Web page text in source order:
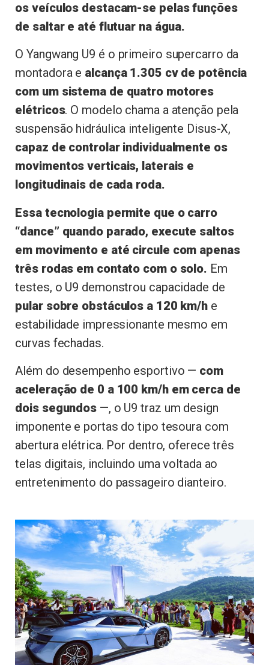
os veículos destacam-se pelas funções
de saltar e até flutuar na água.
O Yangwang U9 é o primeiro supercarro da
montadora e alcança 1.305 cv de potência
com um sistema de quatro motores
elétricos. O modelo chama a atenção pela
suspensão hidráulica inteligente Disus-X,
capaz de controlar individualmente os
movimentos verticais, laterais e
longitudinais de cada roda.
Essa tecnologia permite que o carro
“dance” quando parado, execute saltos
em movimento e até circule com apenas
três rodas em contato com o solo. Em
testes, o U9 demonstrou capacidade de
pular sobre obstáculos a 120 km/h e
estabilidade impressionante mesmo em
curvas fechadas.
Além do desempenho esportivo — com
aceleração de 0 a 100 km/h em cerca de
dois segundos —, o U9 traz um design
imponente e portas do tipo tesoura com
abertura elétrica. Por dentro, oferece três
telas digitais, incluindo uma voltada ao
entretenimento do passageiro dianteiro.